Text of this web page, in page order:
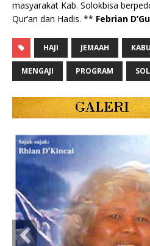
masyarakat Kab. Solokbisa
Qur’an dan Hadis. ** Febrian
HAJI JEMAAH
MENGAJI PROGRAM